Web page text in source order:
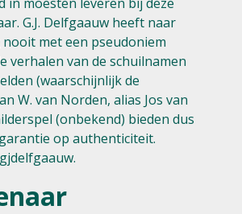
G.J. Delfgaauw heeft naar
met een pseudoniem
verhalen van de schuilnamen
(waarschijnlijk de
W. van Norden, alias Jos van
(onbekend) bieden dus
op authenticiteit.